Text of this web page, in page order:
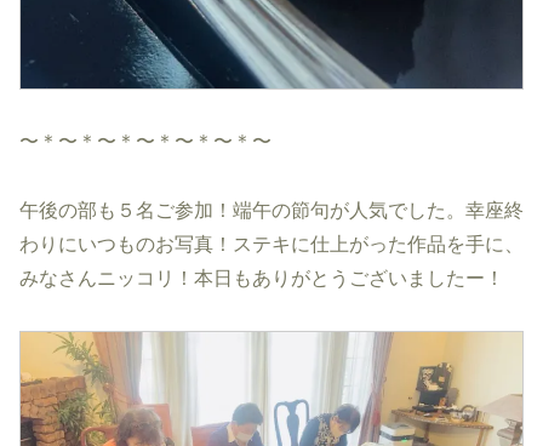
〜＊〜＊〜＊〜＊〜＊〜＊〜
午後の部も５名ご参加！端午の節句が人気でした。幸座終
わりにいつものお写真！ステキに仕上がった作品を手に、
みなさんニッコリ！本日もありがとうございましたー！